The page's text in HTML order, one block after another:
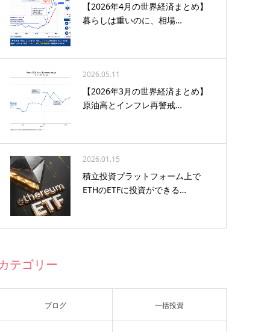
【2026年4月の世界経済まとめ】
暮らしは重いのに、相場…
2026.05.11
【2026年3月の世界経済まとめ】
原油高とインフレ再警戒…
2026.01.15
積立投資プラットフォーム上で
ETHのETFに投資ができる…
テゴリー
ブログ 一括投資